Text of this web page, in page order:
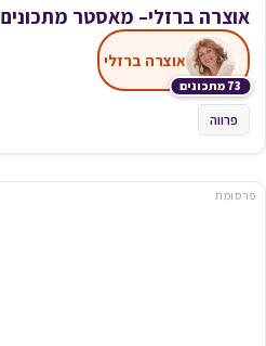
אוצרה ברזלי– מאסטר מתכונים
73 מתכונים
אוצרה ברזלי
פרווה
פרסומת